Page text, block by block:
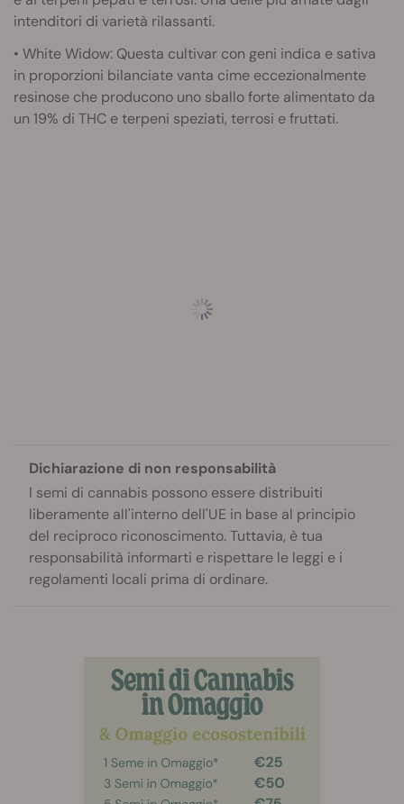
intenditori di varietà rilassanti.
• White Widow: Questa cultivar con geni indica e sativa
in proporzioni bilanciate vanta cime eccezionalmente
resinose che producono uno sballo forte alimentato da
un 19% di THC e terpeni speziati, terrosi e fruttati.
Dichiarazione di non responsabilità
I semi di cannabis possono essere distribuiti
liberamente all'interno dell'UE in base al principio
del reciproco riconoscimento. Tuttavia, è tua
responsabilità informarti e rispettare le leggi e i
regolamenti locali prima di ordinare.